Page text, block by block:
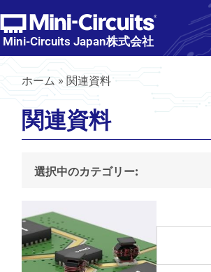
Mini-Circuits Japan株式会社
ホーム »関連資料
関連資料
選択中のカテゴリー: